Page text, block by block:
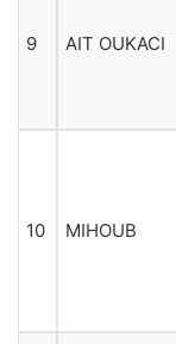
9 AIT OUKACI
10 MIHOUB